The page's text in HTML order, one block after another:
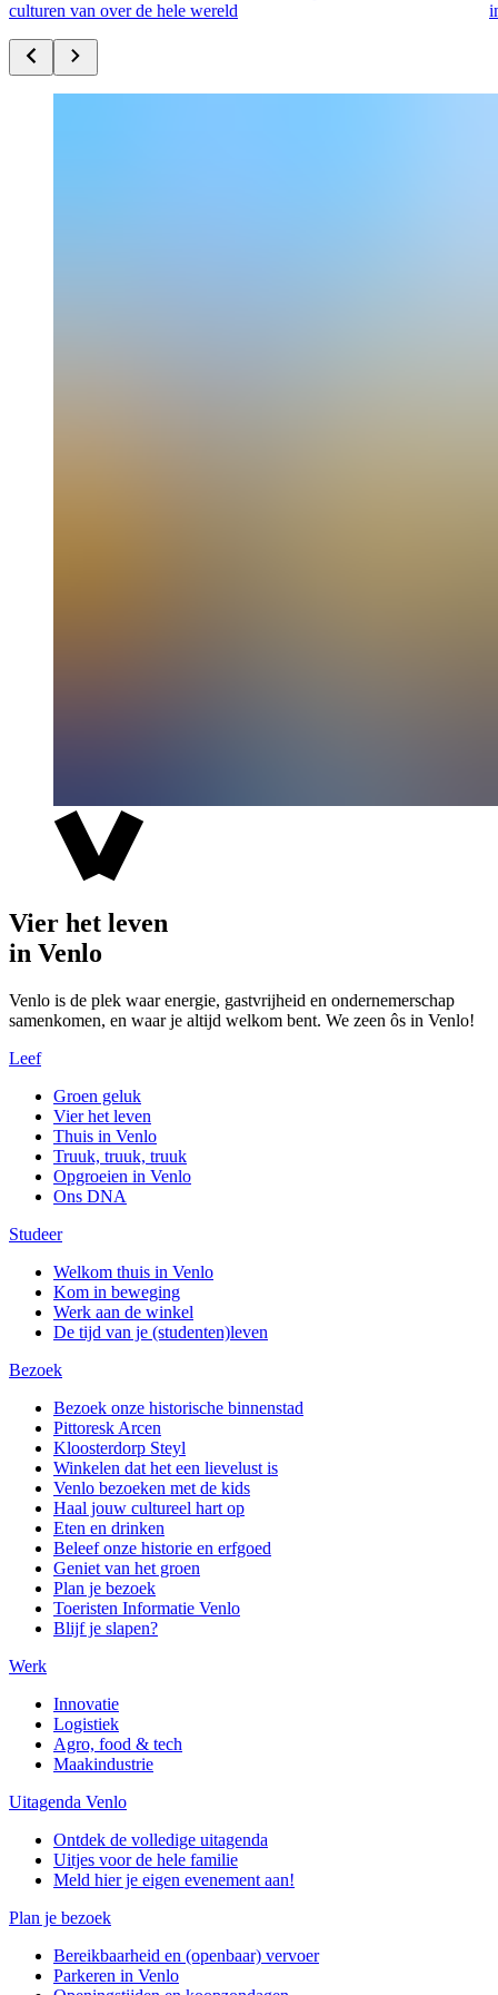
culturen van over de hele wereld
Vier het leven
in Venlo
Venlo is de plek waar energie, gastvrijheid en ondernemerschap
samenkomen, en waar je altijd welkom bent. We zeen ôs in Venlo!
Leef
Groen geluk
Vier het leven
Thuis in Venlo
Truuk, truuk, truuk
Opgroeien in Venlo
Ons DNA
Studeer
Welkom thuis in Venlo
Kom in beweging
Werk aan de winkel
De tijd van je (studenten)leven
Bezoek
Bezoek onze historische binnenstad
Pittoresk Arcen
Kloosterdorp Steyl
Winkelen dat het een lievelust is
Venlo bezoeken met de kids
Haal jouw cultureel hart op
Eten en drinken
Beleef onze historie en erfgoed
Geniet van het groen
Plan je bezoek
Toeristen Informatie Venlo
Blijf je slapen?
Werk
Innovatie
Logistiek
Agro, food & tech
Maakindustrie
Uitagenda Venlo
Ontdek de volledige uitagenda
Uitjes voor de hele familie
Meld hier je eigen evenement aan!
Plan je bezoek
Bereikbaarheid en (openbaar) vervoer
Parkeren in Venlo